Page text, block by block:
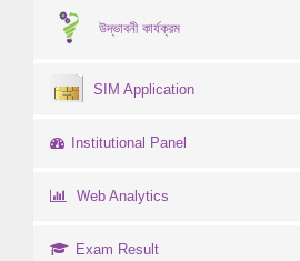
উদ্ভাবনী কার্যক্রম
SIM Application
Institutional Panel
Web Analytics
Exam Result